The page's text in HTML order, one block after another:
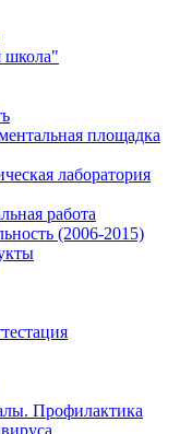
школа"
площадка
лаборатория
работа
(2006-2015)
Профилактика